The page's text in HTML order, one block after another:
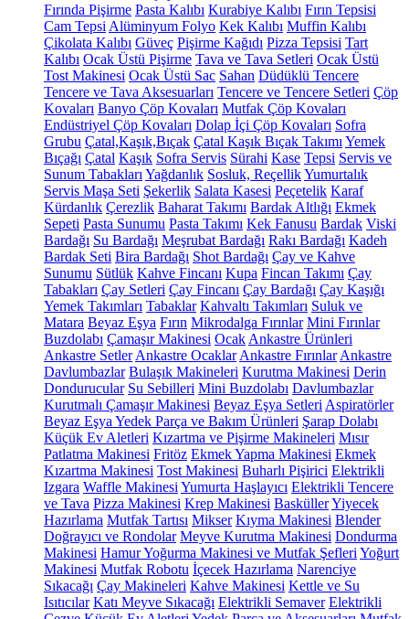
Fırında Pişirme Pasta Kalıbı Kurabiye Kalıbı Fırın Tepsisi
Cam Tepsi Alüminyum Folyo Kek Kalıbı Muffin Kalıbı
Çikolata Kalıbı Güveç Pişirme Kağıdı Pizza Tepsisi Tart
Kalıbı Ocak Üstü Pişirme Tava ve Tava Setleri Ocak Üstü
Tost Makinesi Ocak Üstü Sac Sahan Düdüklü Tencere
Tencere ve Tava Aksesuarları Tencere ve Tencere Setleri Çöp
Kovaları Banyo Çöp Kovaları Mutfak Çöp Kovaları
Endüstriyel Çöp Kovaları Dolap İçi Çöp Kovaları Sofra
Grubu Çatal,Kaşık,Bıçak Çatal Kaşık Bıçak Takımı Yemek
Bıçağı Çatal Kaşık Sofra Servis Sürahi Kase Tepsi Servis ve
Sunum Tabakları Yağdanlık Sosluk, ReçellikYumurtalık
Servis Maşa Seti Şekerlik Salata Kasesi Peçetelik Karaf
Kürdanlık Çerezlik Baharat Takımı Bardak Altlığı Ekmek
Sepeti Pasta Sunumu Pasta Takımı Kek Fanusu Bardak Viski
Bardağı Su Bardağı Meşrubat Bardağı Rakı Bardağı Kadeh
Bardak Seti Bira Bardağı Shot Bardağı Çay ve Kahve
Sunumu Sütlük Kahve Fincanı Kupa Fincan Takımı Çay
Tabakları Çay Setleri Çay Fincanı Çay Bardağı Çay Kaşığı
Yemek Takımları Tabaklar Kahvaltı Takımları Suluk ve
Matara Beyaz Eşya Fırın Mikrodalga Fırınlar Mini Fırınlar
Buzdolabı Çamaşır Makinesi Ocak Ankastre Ürünleri
Ankastre Setler Ankastre Ocaklar Ankastre Fırınlar Ankastre
Davlumbazlar Bulaşık Makineleri Kurutma Makinesi Derin
Dondurucular Su Sebilleri Mini Buzdolabı Davlumbazlar
Kurutmalı Çamaşır Makinesi Beyaz Eşya Setleri Aspiratörler
Beyaz Eşya Yedek Parça ve Bakım Ürünleri Şarap Dolabı
Küçük Ev Aletleri Kızartma ve Pişirme Makineleri Mısır
Patlatma Makinesi Fritöz Ekmek Yapma Makinesi Ekmek
Kızartma Makinesi Tost Makinesi Buharlı Pişirici Elektrikli
Izgara Waffle Makinesi Yumurta Haşlayıcı Elektrikli Tencere
ve Tava Pizza Makinesi Krep Makinesi BasküllerYiyecek
Hazırlama Mutfak Tartısı Mikser Kıyma Makinesi Blender
Doğrayıcı ve Rondolar Meyve Kurutma Makinesi Dondurma
Makinesi Hamur Yoğurma Makinesi ve Mutfak Şefleri Yoğurt
Makinesi Mutfak Robotu İçecek Hazırlama Narenciye
Sıkacağı Çay Makineleri Kahve Makinesi Kettle ve Su
Isıtıcılar Katı Meyve Sıkacağı Elektrikli Semaver Elektrikli